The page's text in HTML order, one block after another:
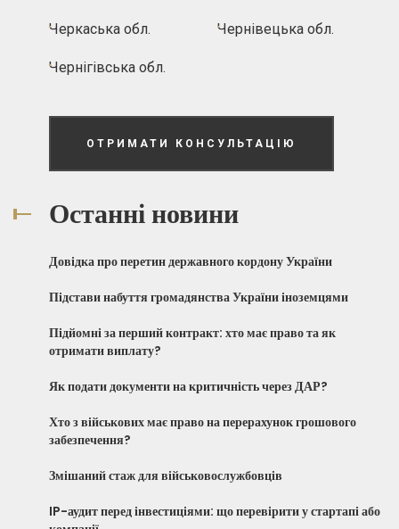
Черкаська обл. Чернівецька обл.
Чернігівська обл.
ОТРИМАТИ КОНСУЛЬТАЦІЮ
Останні новини
Довідка про перетин державного кордону України
Підстави набуття громадянства України іноземцями
Підйомні за перший контракт: хто має право та як
отримати виплату?
Як подати документи на критичність через ДАР?
Хто з військових має право на перерахунок грошового
забезпечення?
Змішаний стаж для військовослужбовців
IP-аудит перед інвестиціями: що перевірити у стартапі або